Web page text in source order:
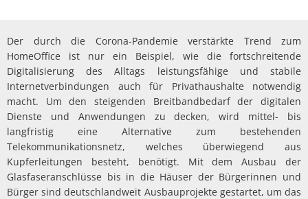
Der durch die Corona-Pandemie verstärkte Trend zum
HomeOffice ist nur ein Beispiel, wie die fortschreitende
Digitalisierung des Alltags leistungsfähige und stabile
Internetverbindungen auch für Privathaushalte notwendig
macht. Um den steigenden Breitbandbedarf der digitalen
Dienste und Anwendungen zu decken, wird mittel- bis
langfristig eine Alternative zum bestehenden
Telekommunikationsnetz, welches überwiegend aus
Kupferleitungen besteht, benötigt. Mit dem Ausbau der
Glasfaseranschlüsse bis in die Häuser der Bürgerinnen und
Bürger sind deutschlandweit Ausbauprojekte gestartet, um das